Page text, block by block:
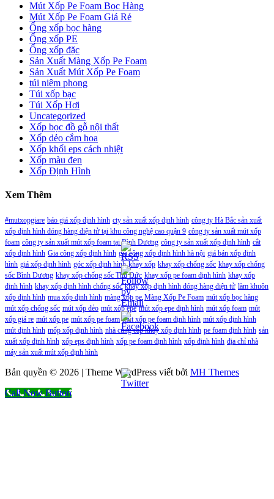
Mút Xốp Pe Foam Bọc Hàng
Mút Xốp Pe Foam Giá Rẻ
Ống xốp bọc hàng
Ống xốp PE
Ống xốp đặc
Sản Xuất Màng Xốp Pe Foam
Sản Xuất Mút Xốp Pe Foam
túi niêm phong
Túi xốp bạc
Túi Xốp Hơi
Uncategorized
Xốp bọc đồ gỗ nội thất
Xốp dẻo cắm hoa
Xốp khối eps cách nhiệt
Xốp màu đen
Xốp Định Hình
Xem Thêm
#mutxopgiare báo giá xốp định hình cty sản xuất xốp định hình công ty Hà Bắc sản xuất
xốp định hình đóng hàng điện tử tại khu công nghệ cao quận 9 công ty sản xuất mút xốp
foam công ty sản xuất mút xốp foam tại Bình Dương công ty sản xuất xốp định hình cắt
xốp định hình Gia công xốp định hình gia công xốp định hình hà nội giá bán xốp định
hình giá xốp định hình góc xốp định hình khay xốp khay xốp chống sốc khay xốp chống
sốc Bình Dương khay xốp chống sốc Thủ Đức khay xốp pe foam định hình khay xốp
định hình khay xốp định hình chống sốc khay xốp định hình đóng hàng điện tử làm khuôn
xốp định hình mua xốp định hình màng xốp pe Màng Xốp Pe Foam mút xốp bọc hàng
mút xốp chống sốc mút xốp dẻo mút xốp epe mút xốp epe định hình mút xốp foam mút
xốp giá re mút xốp pe mút xốp pe foam mút xốp pe foam định hình mút xốp định hình
mút định hình mốp xốp định hình nhà cung cấp khay xốp định hình pe foam định hình sản
xuất xốp định hình xốp eps định hình xốp pe foam định hình xốp định hình địa chỉ nhà
máy sản xuất mút xốp định hình
Bản quyền © 2026 | Theme WordPress viết bởi MH Themes
Call Now Button